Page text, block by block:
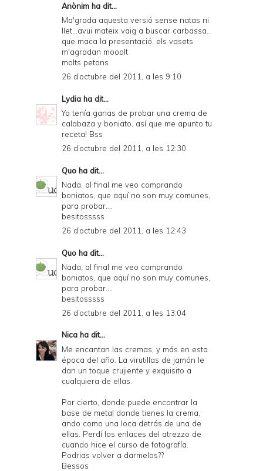
Anònim ha dit...
Ma'grada aquesta versió sense natas ni
llet...avui mateix vaig a buscar carbassa...
que maca la presentació, els vasets
m'agradan mooolt
molts petons
26 d’octubre del 2011, a les 9:10
Lydia ha dit...
Ya tenía ganas de probar una crema de
calabaza y boniato, así que me apunto tu
receta! Bss
26 d’octubre del 2011, a les 12:30
Quo ha dit...
Nada, al final me veo comprando
boniatos, que aquí no son muy comunes,
para probar....
besitosssss
26 d’octubre del 2011, a les 12:43
Quo ha dit...
Nada, al final me veo comprando
boniatos, que aquí no son muy comunes,
para probar....
besitosssss
26 d’octubre del 2011, a les 13:04
Nica ha dit...
Me encantan las cremas, y más en esta
época del año. La virutillas de jamón le
dan un toque crujiente y exquisito a
cualquiera de ellas.
Por cierto, donde puede encontrar la
base de metal donde tienes la crema,
ando como una loca detrás de una de
ellas. Perdí los enlaces del atrezzo de
cuando hice el curso de fotografía.
Podrias volver a darmelos??
Bessos